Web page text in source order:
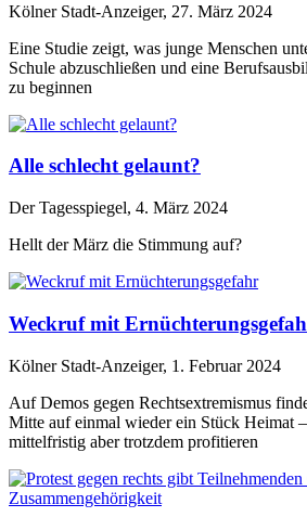
Kölner Stadt-Anzeiger, 27. März 2024
Eine Studie zeigt, was junge Menschen
Schule abzuschließen und eine
zu beginnen
Alle schlecht gelaunt?
Der Tagesspiegel, 4. März 2024
Hellt der März die Stimmung auf?
Weckruf mit
Kölner Stadt-Anzeiger, 1. Februar 2024
Auf Demos gegen Rechtsextremismus
Mitte auf einmal wieder ein Stück Heimat
mittelfristig aber trotzdem profitieren